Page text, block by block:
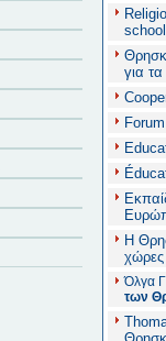
για
Η
Όλγα
των